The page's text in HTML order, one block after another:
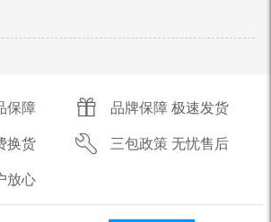
保障 品牌保障 极速发货
换货 三包政策 无忧售后
放心